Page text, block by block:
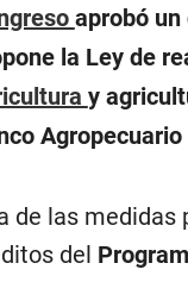
aprobó
la Ley de
y
Agropecuario
de las medidas
del